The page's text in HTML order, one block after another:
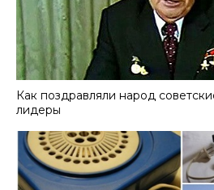
Как поздравляли народ
лидеры